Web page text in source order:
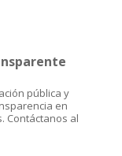
pública y
en
Contáctanos al